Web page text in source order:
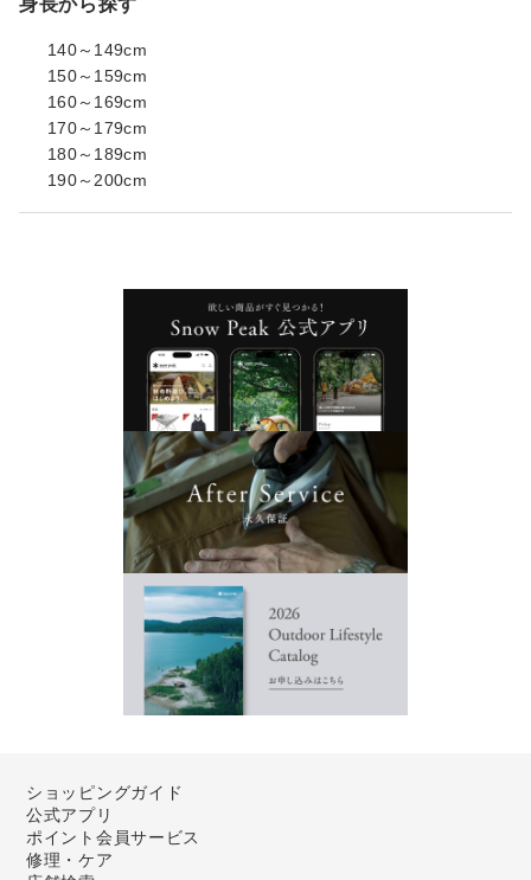
140～149cm
150～159cm
160～169cm
170～179cm
180～189cm
190～200cm
ショッピングガイド
公式アプリ
ポイント会員サービス
修理・ケア